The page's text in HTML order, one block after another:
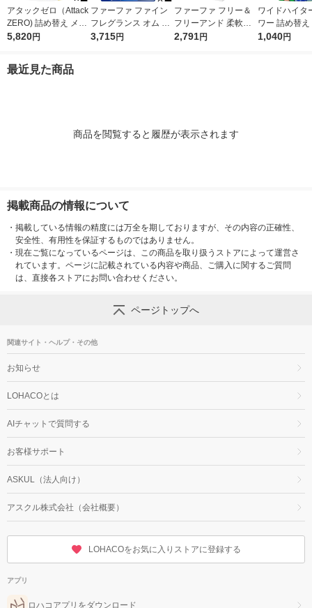
アタックゼロ（Attack
ZERO) 詰め替え メガ
ジャンボ 2300g 1セッ
5,820円
ファーファ ファイン
フレグランス オム 詰
め替え 特大 2000mL
3,715円
ファーファ フリー＆
フリーアンド 柔軟剤
無香料 詰め替え 1500
2,791円
ワイドハイタ
ワー 詰め替
1セット（2個入)
1,040円
最近見た商品
商品を閲覧すると履歴が表示されます
掲載商品の情報について
・ 掲載している情報の精度には万全を期しておりますが、その内容の正確性、
安全性、有用性を保証するものではありません。
・ 現在ご覧になっているページは、この商品を取り扱うストアによって運営さ
れています。ページに記載されている内容や商品、ご購入に関するご質問
は、直接各ストアにお問い合わせください。
ページトップへ
関連サイト・ヘルプ・その他
お知らせ
LOHACOとは
AIチャットで質問する
お客様サポート
ASKUL（法人向け）
アスクル株式会社（会社概要）
LOHACOをお気に入りストアに登録する
アプリ
ロハコアプリをダウンロード